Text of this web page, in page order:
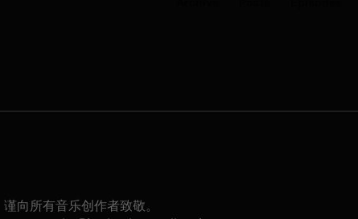
向所有音乐创作者致敬。